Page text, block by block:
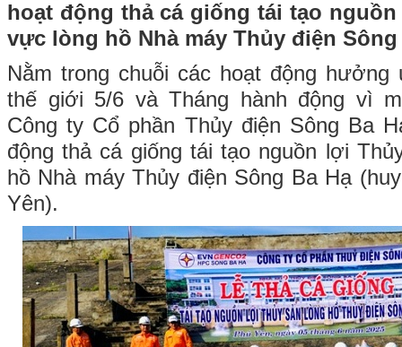
hoạt động thả cá giống tái tạo
vực lòng hồ Nhà máy Thủy điện Sông
Nằm trong chuỗi các hoạt động
thế giới 5/6 và Tháng hành động vì
Công ty Cổ phần Thủy điện Sông Ba
động thả cá giống tái tạo nguồn lợi
hồ Nhà máy Thủy điện Sông Ba Hạ
Yên).